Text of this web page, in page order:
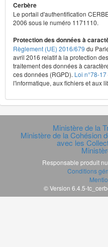
Cerbère
Le portail d'authentification
2006 sous le numéro 1171110.
Protection des données à
Règlement (UE) 2016/679 du
avril 2016 relatif à la protection
traitement des données à
ces données (RGPD). Loi n°78-17
l'informatique, aux fichiers et aux
Ministère de la
Ministère de la Cohésion
avec les
Responsable produit
Conditions
© Version 6.4.5-